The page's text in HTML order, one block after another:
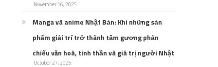
November 16, 2025
Manga và anime Nhật Bản: Khi những sản
phẩm giải trí trở thành tấm gương phản
chiếu văn hoá, tinh thần và giá trị người Nhật
October 27, 2025